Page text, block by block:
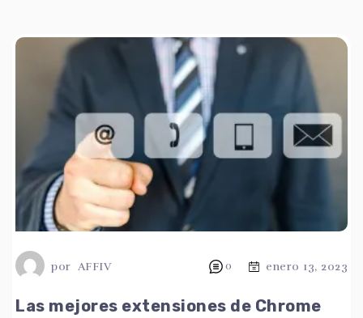
por AFFIV 0 enero 13, 2023
Las mejores extensiones de Chrome